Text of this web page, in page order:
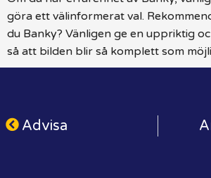
göra ett välinformerat val.
du Banky? Vänligen ge en uppriktig
så att bilden blir så komplett som
Advisa